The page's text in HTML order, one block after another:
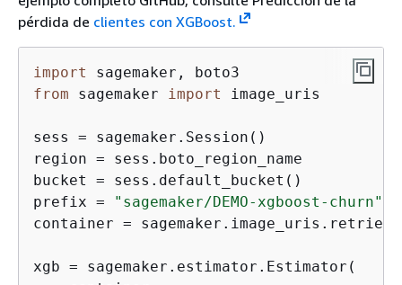
pérdida de clientes con XGBoost.
import
from sagemaker import image_uris
sess = sagemaker.Session()
region = sess.boto_region_name
bucket = sess.default_bucket()
prefix =
"sagemaker/DEMO-xgboost-churn"
container =
xgb = sagemaker.estimator.Estimator(